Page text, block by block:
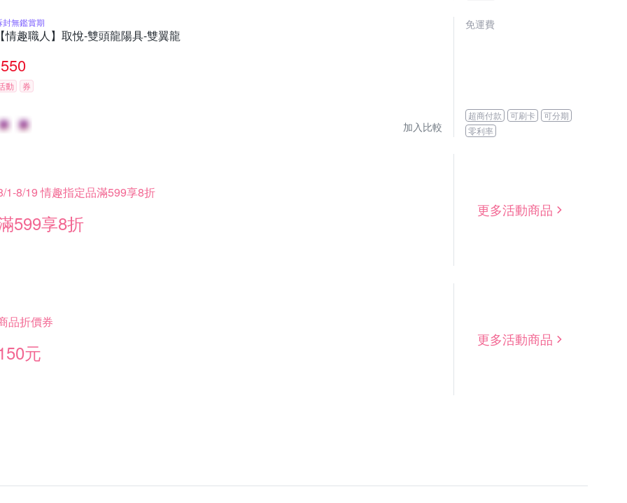
封無鑑賞期
情趣職人】取悅-雙頭龍陽具-雙翼龍
550
動 券
加入比較
免運費
超商付款 可刷卡
可分期
零利率
1-8/19 情趣指定品滿599享8折
599享8折
更多活動商品
品折價券
元
更多活動商品